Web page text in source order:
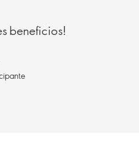
beneficios!